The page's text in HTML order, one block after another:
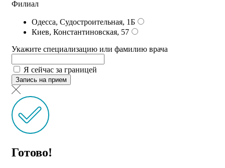
Филиал
Одесса, Судостроительная, 1Б
Киев, Константиновская, 57
Укажите специализацию или фамилию врача
Я сейчас за границей
Запись на прием
Готово!